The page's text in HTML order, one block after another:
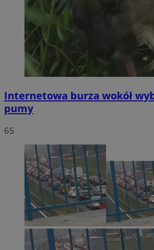
Internetowa burza wokół
pumy
65